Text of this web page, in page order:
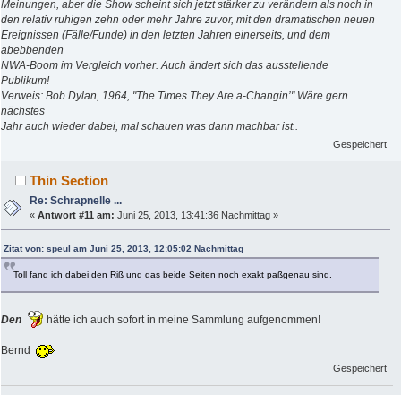
Meinungen, aber die Show scheint sich jetzt stärker zu verändern als noch in
den relativ ruhigen zehn oder mehr Jahre zuvor, mit den dramatischen neuen
Ereignissen (Fälle/Funde) in den letzten Jahren einerseits, und dem
abebbenden
NWA-Boom im Vergleich vorher. Auch ändert sich das ausstellende
Publikum!
Verweis: Bob Dylan, 1964, "The Times They Are a-Changin’" Wäre gern
nächstes
Jahr auch wieder dabei, mal schauen was dann machbar ist..
Gespeichert
Thin Section
Re: Schrapnelle ...
«Antwort #11 am: Juni 25, 2013, 13:41:36 Nachmittag »
Zitat von: speul am Juni 25, 2013, 12:05:02 Nachmittag
Toll fand ich dabei den Riß und das beide Seiten noch exakt paßgenau sind.
Den hätte ich auch sofort in meine Sammlung aufgenommen!
Bernd
Gespeichert